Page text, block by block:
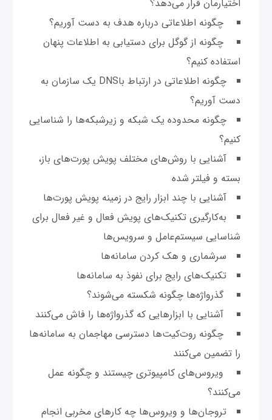
اختیارمان قرار می‌دهد؟
چگونه اطلاعاتی درباره هدف به دست آوریم؟
چگونه از گوگل برای دستیابی به اطلاعات پنهان
استفاده کنیم؟
چگونه اطلاعاتی در ارتباط باDNS یک سازمان به
دست آوریم؟
چگونه محدوده یک شبکه و زیرشبکه‌ها را شناسایی
کنیم؟
آشنایی با روش‌های مختلف پویش پورت‌های باز،
بسته و فیلتر شده
آشنایی با چند ابزار رایج در زمینه پویش پورت‌ها
به‌کارگیری تکنیک‌های پویش فعال و غیر فعال برای
شناسایی سیستم‌عامل و سرویس‌‌ها
سرشماری و هک کردن سامانه‌ها
تکنیک‌های رایج برای نفوذ به سامانه‌ها
گذرواژه‌ها چگونه شکسته می‌شوند؟
آشنایی با ابزارهایی که گذرواژه‌ها را فاش می‌کنند
چگونه روت‌کیت‌ها دسترسی مهاجمان به سامانه‌ها
را تضمین می‌کنند
ویروس‌های کامپیوتری چیستند و چگونه عمل
می‌کنند؟
تروجان‌ها و ویروس‌ها چه کارهای مخربی انجام